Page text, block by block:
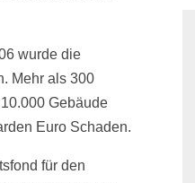
wurde die
Mehr als 300
Gebäude
Euro Schaden.
für den